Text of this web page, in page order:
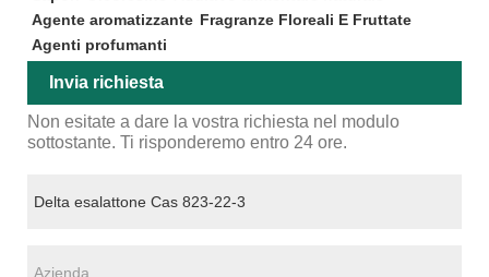
Agente aromatizzante Fragranze Floreali E Fruttate
Agenti profumanti
Invia richiesta
Non esitate a dare la vostra richiesta nel modulo
sottostante. Ti risponderemo entro 24 ore.